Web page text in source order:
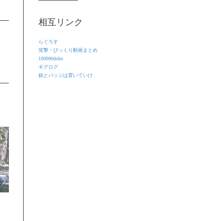
相互リンク
らぐろす
笑撃・びっくり動画まとめ
100000dobu
ギグログ
銃とバッジは置いていけ